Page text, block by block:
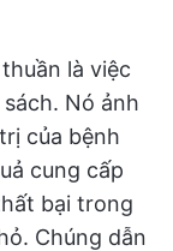
là việc
Nó ảnh
của bệnh
cung cấp
bại trong
Chúng dẫn